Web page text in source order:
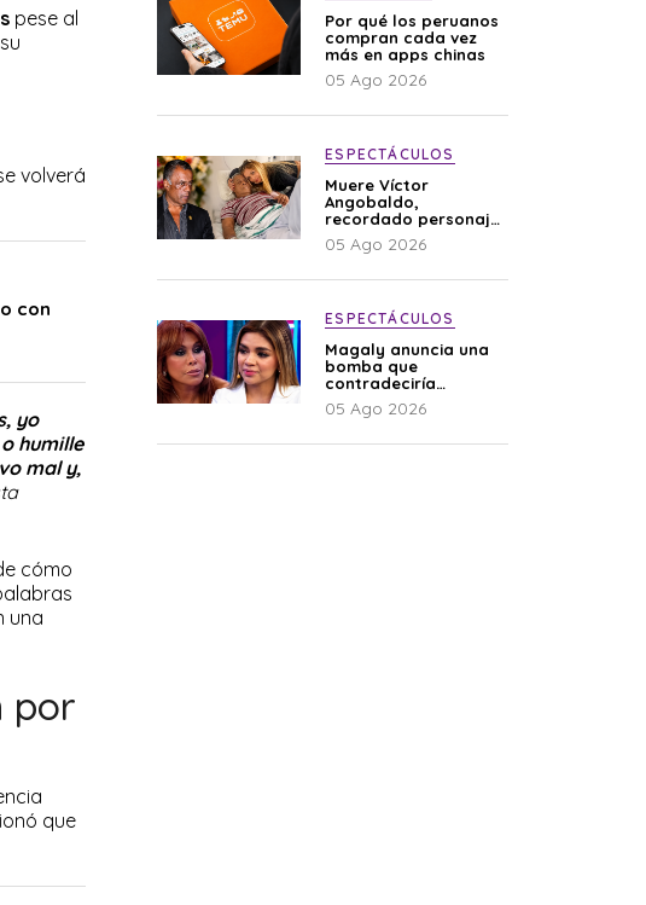
pese al
volverá
con
yo
humille
mal y,
cómo
una
por
que
Por qué los peruanos
compran cada vez
más en apps chinas
05 Ago 2026
ESPECTÁCULOS
Muere Víctor
Angobaldo,
recordado personaje
de la farándula y
expareja de Shirley
05 Ago 2026
ESPECTÁCULOS
Magaly anuncia una
bomba que
contradeciría
comunicado de La
Bella Luz: “Hay un
05 Ago 2026